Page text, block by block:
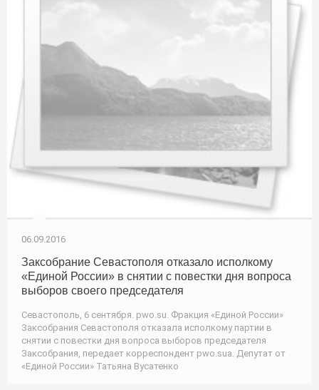
06.09.2016
Заксобрание Севастополя отказало исполкому
«Единой России» в снятии с повестки дня вопроса
выборов своего председателя
Севастополь, 6 сентября. pwo.su. Фракция «Единой России»
Заксобрания Севастополя отказала исполкому партии в
снятии с повестки дня вопроса выборов председателя
Заксобрания, передает корреспондент pwo.suа. Депутат от
«Единой России» Татьяна Вусатенко